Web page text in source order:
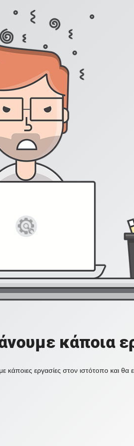
κάποια
κάποιες εργασίες στον ιστότοπο και θα